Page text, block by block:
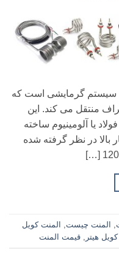
سیستم گرمایشی است که
منتقل می کند. این
یا آلومینیوم ساخته
در نظر گرفته شده
المنت چیست المنت کویل
هیتر قیمت المنت